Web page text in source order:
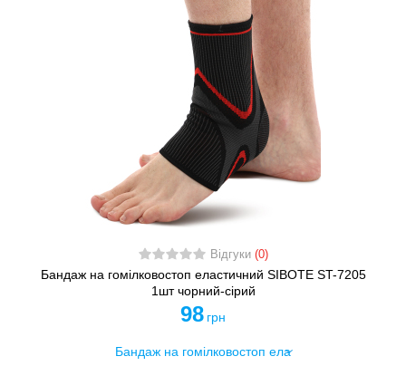
Відгуки (0)
Бандаж на гомілковостоп еластичний SIBOTE ST-7205
1шт чорний-сірий
98 грн